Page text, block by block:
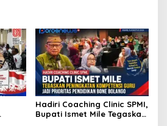
Hadiri Coaching Clinic SPMI,
Bupati Ismet Mile Tegaskan